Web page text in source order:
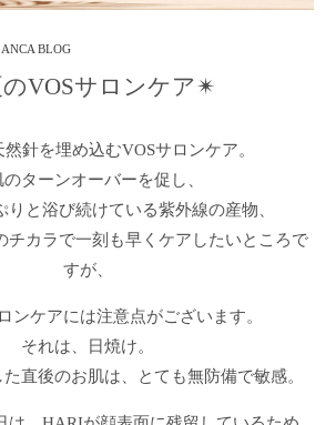
BLOG
VOSサロンケア✴︎
針を埋め込むVOSサロンケア。
のターンオーバーを促し、
りと浴び続けている紫外線の産物、
チカラで一刻も早くケアしたいところで
すが、
ンケアには注意点がございます。
それは、日焼け。
直後のお肌は、とても無防備で敏感。